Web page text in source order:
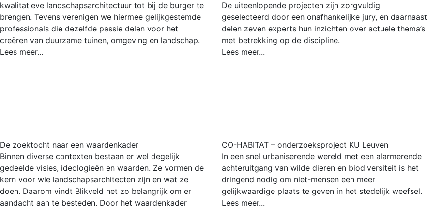
kwalitatieve landschapsarchitectuur tot bij de burger te
brengen. Tevens verenigen we hiermee gelijkgestemde
professionals die dezelfde passie delen voor het
creëren van duurzame tuinen, omgeving en landschap.
Lees meer...
De uiteenlopende projecten zijn zorgvuldig
geselecteerd door een onafhankelijke jury, en daarnaast
delen zeven experts hun inzichten over actuele thema’s
met betrekking op de discipline.
Lees meer...
De zoektocht naar een waardenkader
Binnen diverse contexten bestaan er wel degelijk
gedeelde visies, ideologieën en waarden. Ze vormen de
kern voor wie landschapsarchitecten zijn en wat ze
doen. Daarom vindt Blikveld het zo belangrijk om er
aandacht aan te besteden. Door het waardenkader
CO-HABITAT – onderzoeksproject KU Leuven
In een snel urbaniserende wereld met een alarmerende
achteruitgang van wilde dieren en biodiversiteit is het
dringend nodig om niet-mensen een meer
gelijkwaardige plaats te geven in het stedelijk weefsel.
Lees meer...